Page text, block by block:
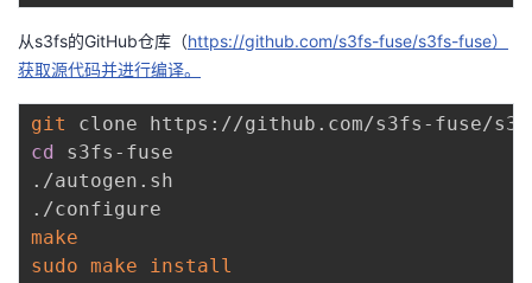
藏
从s3fs的GitHub仓库（https://github.com/s3fs-fuse/s3fs-fuse）
获取源代码并进行编译。
git
cd
s3fs-fuse
./autogen.sh
make
sudo make install